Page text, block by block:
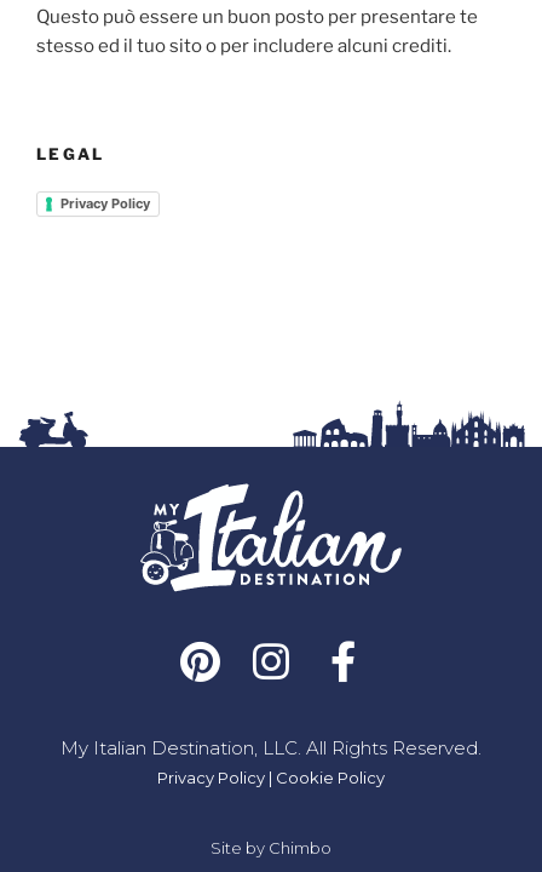
Questo può essere un buon posto per presentare te
stesso ed il tuo sito o per includere alcuni crediti.
LEGAL
Privacy Policy
My Italian Destination, LLC. All Rights Reserved.
Privacy Policy | Cookie Policy
Site by Chimbo